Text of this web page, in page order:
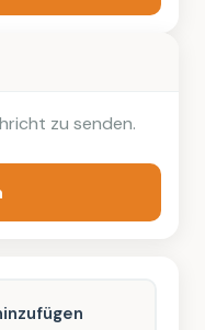
zu senden.